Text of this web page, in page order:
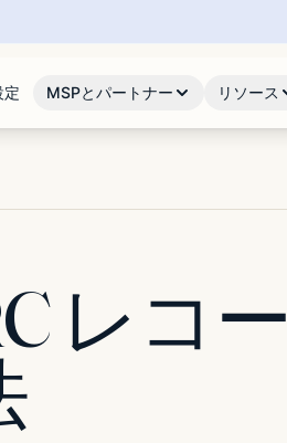
定 MSPとパートナー リソース
レコー